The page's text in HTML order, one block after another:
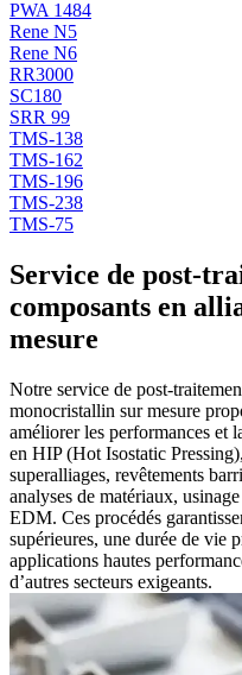
PWA 1484
Rene N5
Rene N6
RR3000
SC180
SRR 99
TMS-138
TMS-162
TMS-196
TMS-238
TMS-75
Service de post-
composants en
mesure
Notre service de post-
monocristallin sur mesure
améliorer les performances et
en HIP (Hot Isostatic
superalliages, revêtements
analyses de matériaux,
EDM. Ces procédés
supérieures, une durée de vie
applications hautes
d’autres secteurs exigeants.